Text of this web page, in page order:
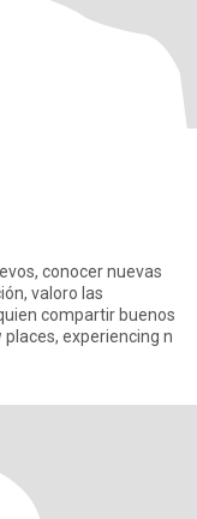
conocer nuevas
valoro las
compartir buenos
new places, experiencing n